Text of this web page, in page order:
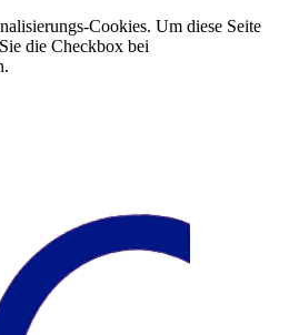
Cookies. Um diese Seite
die Checkbox bei